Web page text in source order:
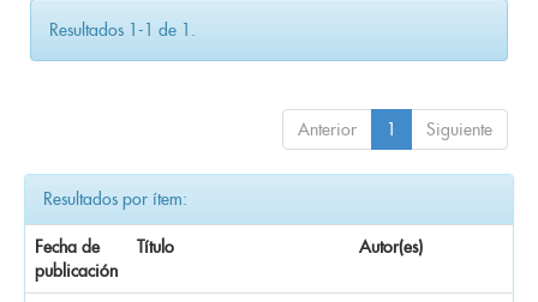
Resultados 1-1 de 1.
Anterior 1 Siguiente
Resultados por ítem:
Fecha de
publicación
Título Autor(es)